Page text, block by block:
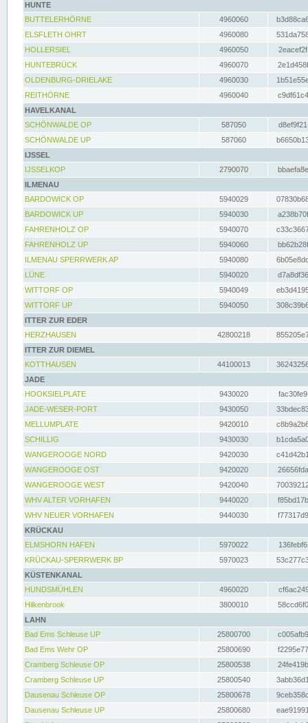
HUNTE
BUTTELERHÖRNE
4960060
ELSFLETH OHRT
4960080
HOLLERSIEL
4960050
HUNTEBRÜCK
4960070
OLDENBURG-DRIELAKE
4960030
REITHÖRNE
4960040
HAVELKANAL
SCHÖNWALDE OP
587050
SCHÖNWALDE UP
587060
IJSSEL
IJSSELKOP
2790070
ILMENAU
BARDOWICK OP
5940029
BARDOWICK UP
5940030
FAHRENHOLZ OP
5940070
FAHRENHOLZ UP
5940060
ILMENAU SPERRWERK AP
5940080
LÜNE
5940020
WITTORF OP
5940049
WITTORF UP
5940050
ITTER ZUR EDER
HERZHAUSEN
42800218
ITTER ZUR DIEMEL
KOTTHAUSEN
44100013
JADE
HOOKSIELPLATE
9430020
JADE-WESER-PORT
9430050
MELLUMPLATE
9420010
SCHILLIG
9430030
WANGEROOGE NORD
9420030
WANGEROOGE OST
9420020
WANGEROOGE WEST
9420040
WHV ALTER VORHAFEN
9440020
WHV NEUER VORHAFEN
9440030
KRÜCKAU
ELMSHORN HAFEN
5970022
KRÜCKAU-SPERRWERK BP
5970023
KÜSTENKANAL
HUNDSMÜHLEN
4960020
Hilkenbrook
3800010
LAHN
Bad Ems Schleuse UP
25800700
Bad Ems Wehr OP
25800690
Cramberg Schleuse OP
25800538
Cramberg Schleuse UP
25800540
Dausenau Schleuse OP
25800678
Dausenau Schleuse UP
25800680